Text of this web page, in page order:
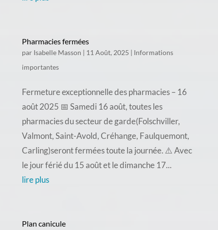
Pharmacies fermées
par Isabelle Masson | 11 Août, 2025 | Informations
importantes
Fermeture exceptionnelle des pharmacies – 16
août 2025 📅 Samedi 16 août, toutes les
pharmacies du secteur de garde(Folschviller,
Valmont, Saint-Avold, Créhange, Faulquemont,
Carling)seront fermées toute la journée. ⚠️ Avec
le jour férié du 15 août et le dimanche 17...
lire plus
Plan canicule